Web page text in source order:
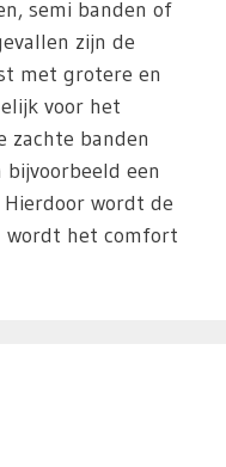
semi banden of
zijn de
met grotere en
voor het
zachte banden
een
wordt de
wordt het comfort